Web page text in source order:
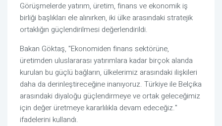
Görüşmelerde yatırım, üretim, finans ve ekonomik iş
birliği başlıkları ele alınırken, iki ülke arasındaki stratejik
ortaklığın güçlendirilmesi değerlendirildi.
Bakan Göktaş, "Ekonomiden finans sektörüne,
üretimden uluslararası yatırımlara kadar birçok alanda
kurulan bu güçlü bağların, ülkelerimiz arasındaki ilişkileri
daha da derinleştireceğine inanıyoruz. Türkiye ile Belçika
arasındaki diyaloğu güçlendirmeye ve ortak geleceğimiz
için değer üretmeye kararlılıkla devam edeceğiz."
ifadelerini kullandı.